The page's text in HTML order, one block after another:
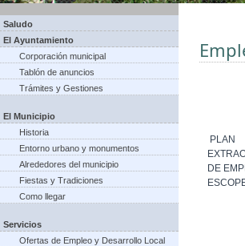
Saludo
El Ayuntamiento
Corporación municipal
Tablón de anuncios
Trámites y Gestiones
El Municipio
Historia
Entorno urbano y monumentos
Alrededores del municipio
Fiestas y Tradiciones
Como llegar
Servicios
Ofertas de Empleo y Desarrollo Local
PLAN
DE